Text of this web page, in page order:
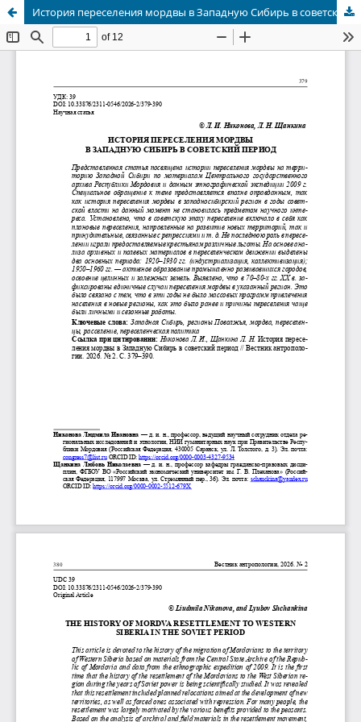
История переселения мордвы в Западную Сибирь в советский период